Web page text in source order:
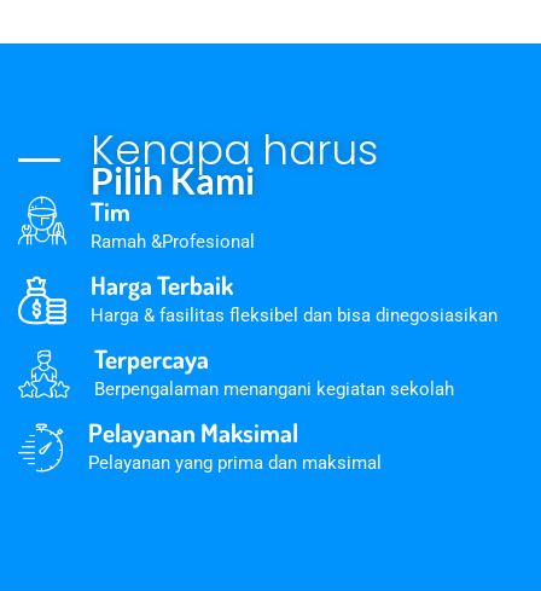
Kenapa harus
Pilih Kami
Tim
Ramah &Profesional
Harga Terbaik
Harga & fasilitas fleksibel dan bisa dinegosiasikan
Terpercaya
Berpengalaman menangani kegiatan sekolah
Pelayanan Maksimal
Pelayanan yang prima dan maksimal